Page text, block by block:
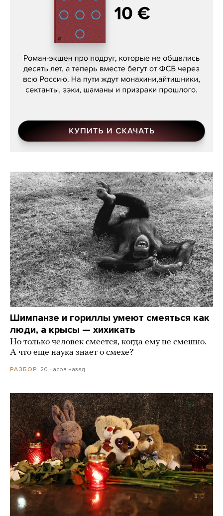
Кира Ярмыш, «Тут недалеко»
Шимпанзе и гориллы умеют смеяться как
люди, а крысы — хихикать
Но только человек смеется, когда ему не смешно.
А что еще наука знает о смехе?
РАЗБОР 20 часов назад